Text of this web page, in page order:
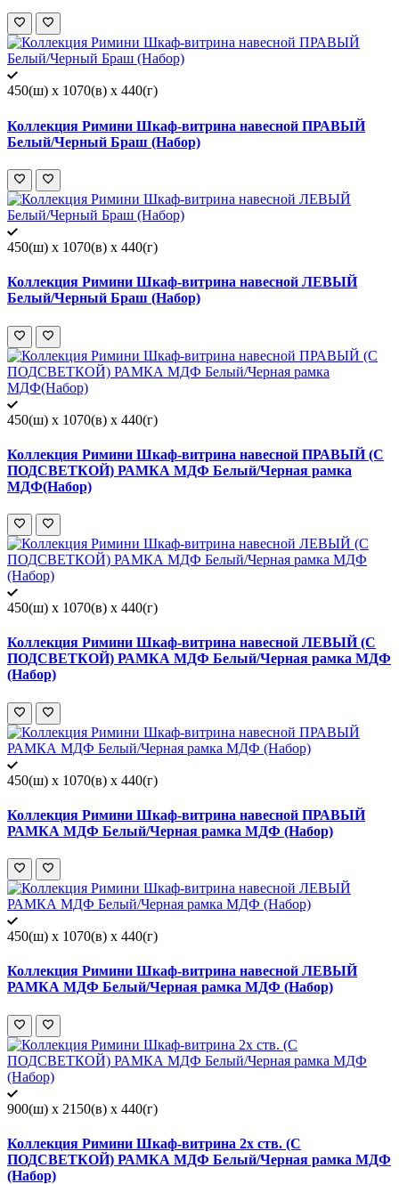
450(ш) x 1070(в) x 440(г)
Коллекция Римини Шкаф-витрина навесной ПРАВЫЙ
Белый/Черный Браш (Набор)
450(ш) x 1070(в) x 440(г)
Коллекция Римини Шкаф-витрина навесной ЛЕВЫЙ
Белый/Черный Браш (Набор)
450(ш) x 1070(в) x 440(г)
Коллекция Римини Шкаф-витрина навесной ПРАВЫЙ (С
ПОДСВЕТКОЙ) РАМКА МДФ Белый/Черная рамка
МДФ(Набор)
450(ш) x 1070(в) x 440(г)
Коллекция Римини Шкаф-витрина навесной ЛЕВЫЙ (С
ПОДСВЕТКОЙ) РАМКА МДФ Белый/Черная рамка МДФ
(Набор)
450(ш) x 1070(в) x 440(г)
Коллекция Римини Шкаф-витрина навесной ПРАВЫЙ
РАМКА МДФ Белый/Черная рамка МДФ (Набор)
450(ш) x 1070(в) x 440(г)
Коллекция Римини Шкаф-витрина навесной ЛЕВЫЙ
РАМКА МДФ Белый/Черная рамка МДФ (Набор)
900(ш) x 2150(в) x 440(г)
Коллекция Римини Шкаф-витрина 2х ств. (С
ПОДСВЕТКОЙ) РАМКА МДФ Белый/Черная рамка МДФ
(Набор)